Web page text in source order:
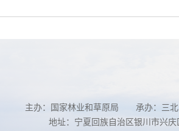
主办：国家林业和草原局 承办：三北
地址：宁夏回族自治区银川市兴